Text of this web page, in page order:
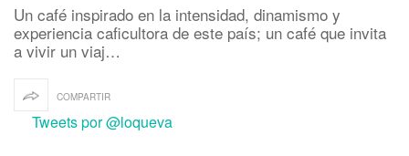
Un café inspirado en la intensidad, dinamismo y
experiencia caficultora de este país; un café que invita
a vivir un viaj…
COMPARTIR
Tweets por @loqueva